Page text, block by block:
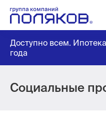
Доступно всем.
года
Группа компаний
Жилое строительство
Социальное
Мастер-планирование
Социальные